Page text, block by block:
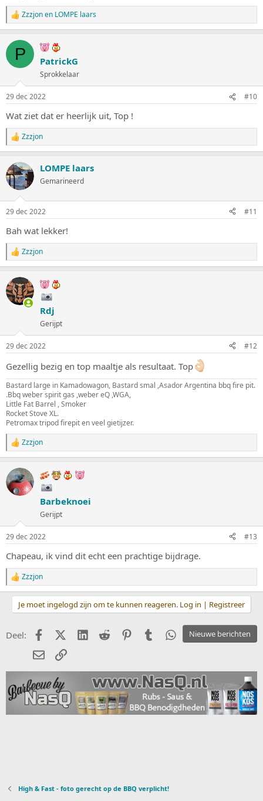
W
a
r
e
i
n
g
e
n
:
Zzzjonen LOMPE laars
P PatrickG
Sprokkelaar
29 dec 2022 #10
Wat ziet dat er heerlijk uit, Top !
W
a
r
d
e
n
e
n
:
Zzzjon
LOMPE laars
Gemarineerd
29 dec 2022 #11
Bah wat lekker!
W
a
r
d
e
e
:
Zzzjon
Rdj
Gerijpt
29 dec 2022 #12
Gezellig bezig en top maaltje als resultaat. Top
Bastard large in Kamadowagon, Bastard smal ,Asador Argentina bbq fire pit.
.Bbq weber spirit gas ,weber eQ ,WGA,
Little Fat Barrel , Smoker
Rocket Stove XL.
Petromax tripod firepit en veel gietijzer.
W
a
r
d
e
e
:
Zzzjon
Barbeknoei
Gerijpt
29 dec 2022 #13
Chapeau, ik vind dit echt een prachtige bijdrage.
W
a
a
r
e
n
:
Zzzjon
Je moet ingelogd zijn om te kunnen reageren. Log in | Registreer
Nieuwe berichten
Deel: FacebookX (Twitter)
LinkedIn
Reddit PinterestTumblrWhatsApp
E-mailkoppeling
High & Fast - foto gerecht op de BBQ verplicht!